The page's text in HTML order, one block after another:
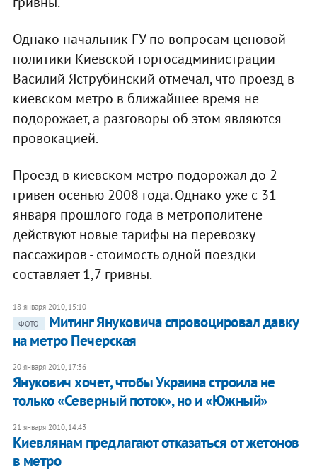
Однако начальник ГУ по вопросам ценовой
политики Киевской горгосадминистрации
Василий Яструбинский отмечал, что проезд в
киевском метро в ближайшее время не
подорожает, а разговоры об этом являются
провокацией.
Проезд в киевском метро подорожал до 2
гривен осенью 2008 года. Однако уже с 31
января прошлого года в метрополитене
действуют новые тарифы на перевозку
пассажиров - стоимость одной поездки
составляет 1,7 гривны.
18 января 2010, 15:10
ФОТО
Митинг Януковича спровоцировал давку
на метро Печерская
20 января 2010, 17:36
Янукович хочет, чтобы Украина строила не
только «Северный поток», но и «Южный»
21 января 2010, 14:43
Киевлянам предлагают отказаться от жетонов
в метро